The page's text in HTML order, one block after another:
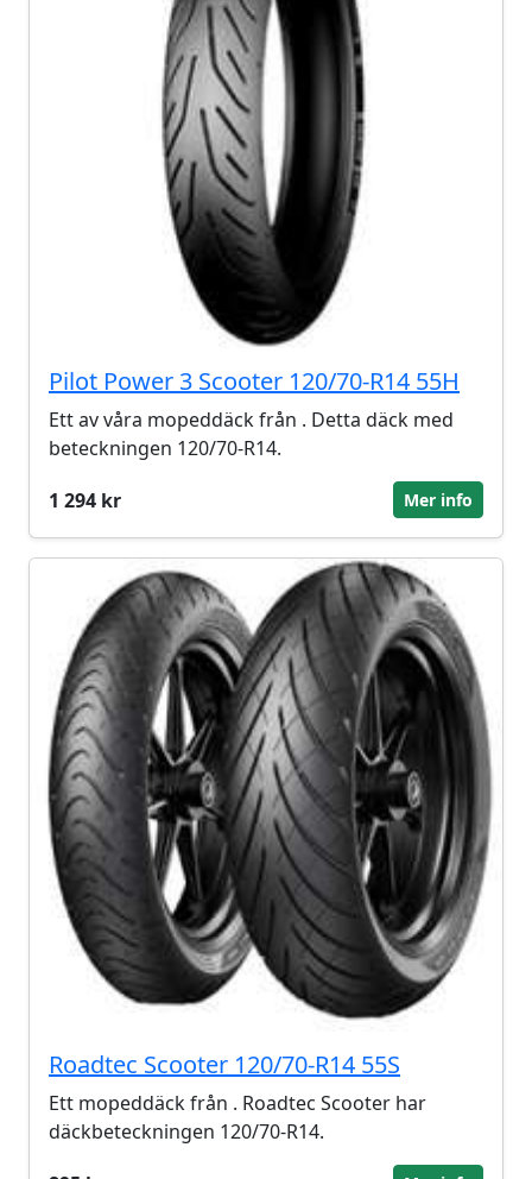
Pilot Power 3 Scooter 120/70-R14 55H
Ett av våra mopeddäck från . Detta däck med
beteckningen 120/70-R14.
1 294 kr
Mer info
Roadtec Scooter 120/70-R14 55S
Ett mopeddäck från . Roadtec Scooter har
däckbeteckningen 120/70-R14.